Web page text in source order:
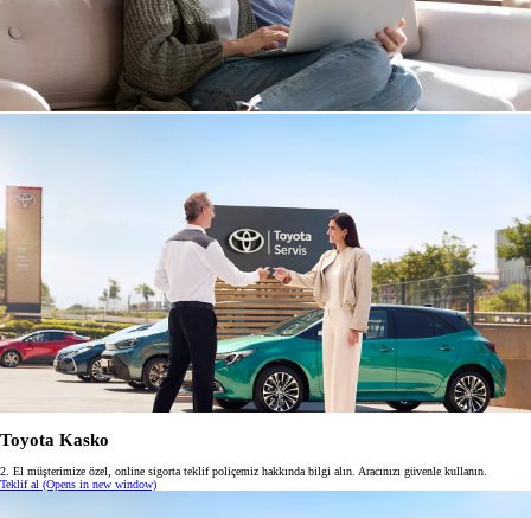
Toyota Kasko
2. El müşterimize özel, online sigorta teklif poliçemiz hakkında bilgi alın. Aracınızı güvenle kullanın.
Teklif al (Opens in new window)